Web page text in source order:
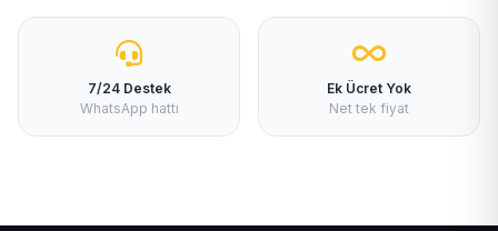
7/24 Destek
WhatsApp hattı
Ek Ücret Yok
Net tek fiyat